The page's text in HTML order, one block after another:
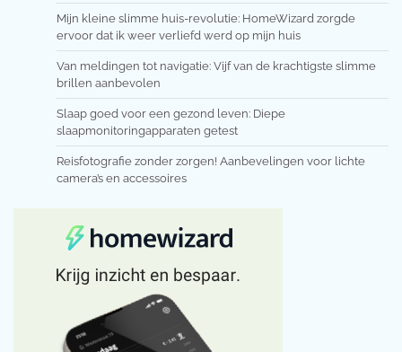
Mijn kleine slimme huis-revolutie: HomeWizard zorgde
ervoor dat ik weer verliefd werd op mijn huis
Van meldingen tot navigatie: Vijf van de krachtigste slimme
brillen aanbevolen
Slaap goed voor een gezond leven: Diepe
slaapmonitoringapparaten getest
Reisfotografie zonder zorgen! Aanbevelingen voor lichte
camera’s en accessoires